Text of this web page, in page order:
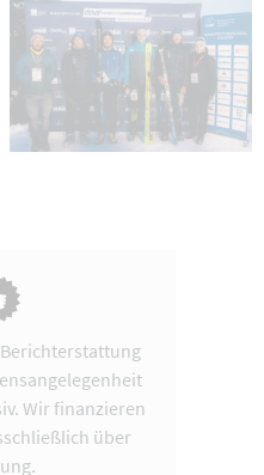
Wir finanzieren
über